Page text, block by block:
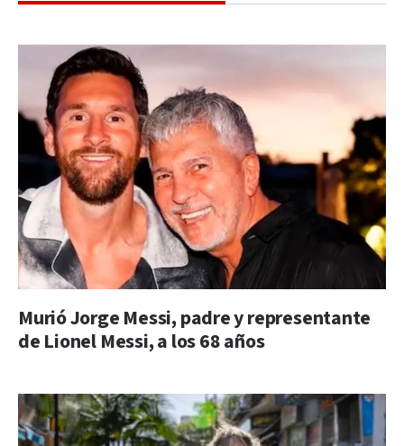
Murió Jorge Messi, padre y representante
de Lionel Messi, a los 68 años